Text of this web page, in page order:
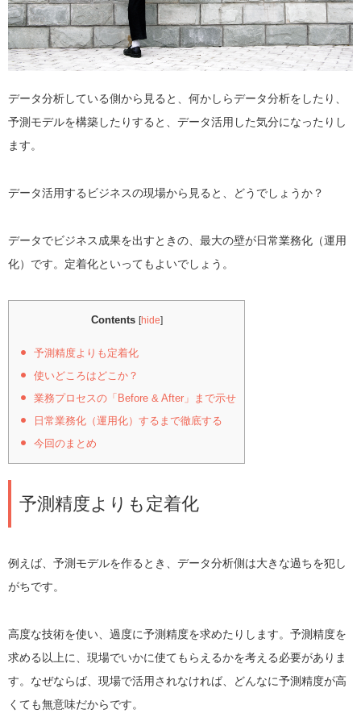
データ分析している側から見ると、何かしらデータ分析をしたり、
予測モデルを構築したりすると、データ活用した気分になったりし
ます。
データ活用するビジネスの現場から見ると、どうでしょうか？
データでビジネス成果を出すときの、最大の壁が日常業務化（運用
化）です。定着化といってもよいでしょう。
Contents [hide]
予測精度よりも定着化
使いどころはどこか？
業務プロセスの「Before & After」まで示せ
日常業務化（運用化）するまで徹底する
今回のまとめ
予測精度よりも定着化
例えば、予測モデルを作るとき、データ分析側は大きな過ちを犯し
がちです。
高度な技術を使い、過度に予測精度を求めたりします。予測精度を
求める以上に、現場でいかに使てもらえるかを考える必要がありま
す。なぜならば、現場で活用されなければ、どんなに予測精度が高
くても無意味だからです。